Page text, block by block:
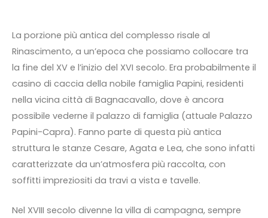
La porzione più antica del complesso risale al
Rinascimento, a un’epoca che possiamo collocare tra
la fine del XV e l’inizio del XVI secolo. Era probabilmente il
casino di caccia della nobile famiglia Papini, residenti
nella vicina città di Bagnacavallo, dove è ancora
possibile vederne il palazzo di famiglia (attuale Palazzo
Papini-Capra). Fanno parte di questa più antica
struttura le stanze Cesare, Agata e Lea, che sono infatti
caratterizzate da un’atmosfera più raccolta, con
soffitti impreziositi da travi a vista e tavelle.
Nel XVIII secolo divenne la villa di campagna, sempre